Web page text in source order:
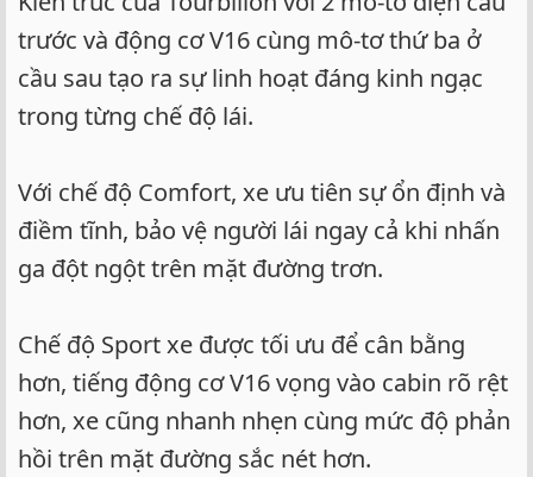
trước và động cơ V16 cùng mô-tơ thứ ba ở
cầu sau tạo ra sự linh hoạt đáng kinh ngạc
trong từng chế độ lái.
Với chế độ Comfort, xe ưu tiên sự ổn định và
điềm tĩnh, bảo vệ người lái ngay cả khi nhấn
ga đột ngột trên mặt đường trơn.
Chế độ Sport xe được tối ưu để cân bằng
hơn, tiếng động cơ V16 vọng vào cabin rõ rệt
hơn, xe cũng nhanh nhẹn cùng mức độ phản
hồi trên mặt đường sắc nét hơn.